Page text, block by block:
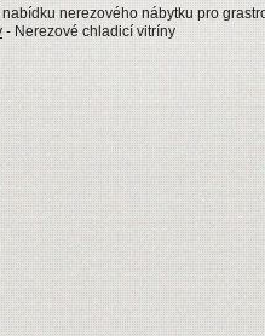
nerezového nábytku pro
- Nerezové chladicí vitríny